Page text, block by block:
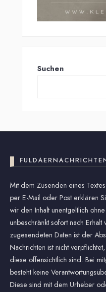
Suchen
Mit dem Zusenden eines
per E-Mail oder Post erklären
wir den Inhalt unentgeltlich
unbeschränkt sofort nach
zugesendeten Daten ist der
Nachrichten ist nicht
diese offensichtlich sind. Bei
besteht keine
Diese sind mit dem Urheber